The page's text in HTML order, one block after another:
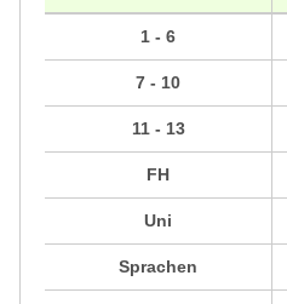
1 - 6
7 - 10
11 - 13
FH
Uni
Sprachen